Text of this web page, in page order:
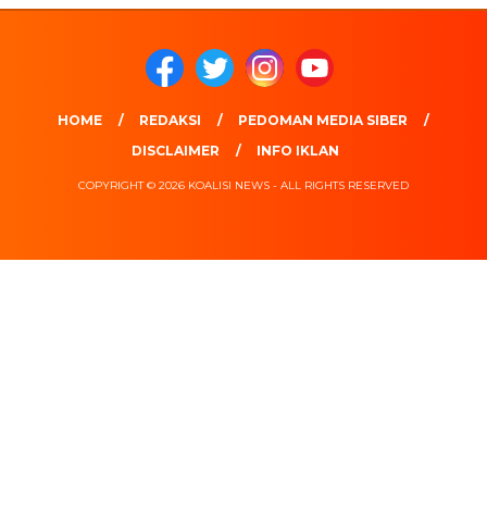
HOME REDAKSI
PEDOMAN MEDIA SIBER
DISCLAIMER
INFO IKLAN
COPYRIGHT © 2026 KOALISI NEWS - ALL RIGHTS RESERVED